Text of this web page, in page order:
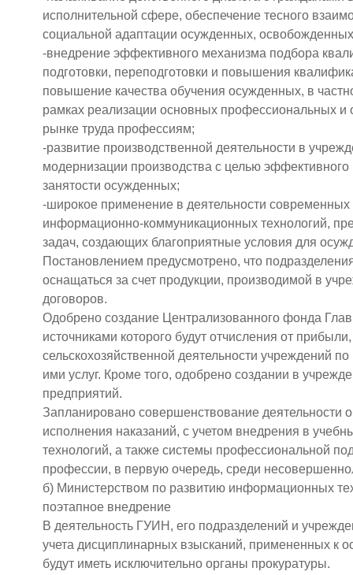
исполнительной сфере, обеспечение тесного
социальной адаптации осужденных,
-внедрение эффективного механизма подбора
подготовки, переподготовки и повышения
повышение качества обучения осужденных, в
рамках реализации основных профессиональных
рынке труда профессиям;
-развитие производственной деятельности в
модернизации производства с целью
занятости осужденных;
-широкое применение в деятельности
информационно-коммуникационных технологий,
задач, создающих благоприятные условия для
Постановлением предусмотрено, что
оснащаться за счет продукции, производимой в
договоров.
Одобрено создание Централизованного фонда
источниками которого будут отчисления от
сельскохозяйственной деятельности учреждений
ими услуг. Кроме того, одобрено создании в
предприятий.
Запланировано совершенствование
исполнения наказаний, с учетом внедрения в
технологий, а также системы профессиональной
профессии, в первую очередь, среди
б) Министерством по развитию информационных
поэтапное внедрение
В деятельность ГУИН, его подразделений и
учета дисциплинарных взысканий, примененных к
будут иметь исключительно органы прокуратуры.